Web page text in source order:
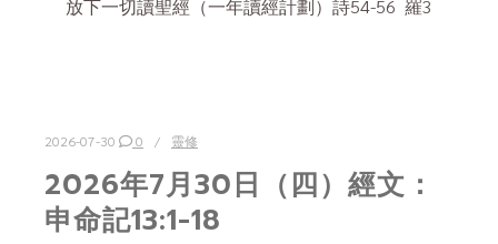
放下一切讀聖經（一年讀經計劃）詩54-56 羅3
2026-07-30 0 靈修
2026年7月30日（四）經文：
申命記13:1-18